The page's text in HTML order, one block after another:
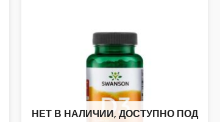
НЕТ В НАЛИЧИИ, ДОСТУПНО ПОД